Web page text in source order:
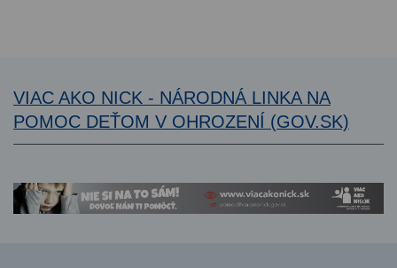
VIAC AKO NICK - NÁRODNÁ LINKA NA
POMOC DEŤOM V OHROZENÍ (GOV.SK)